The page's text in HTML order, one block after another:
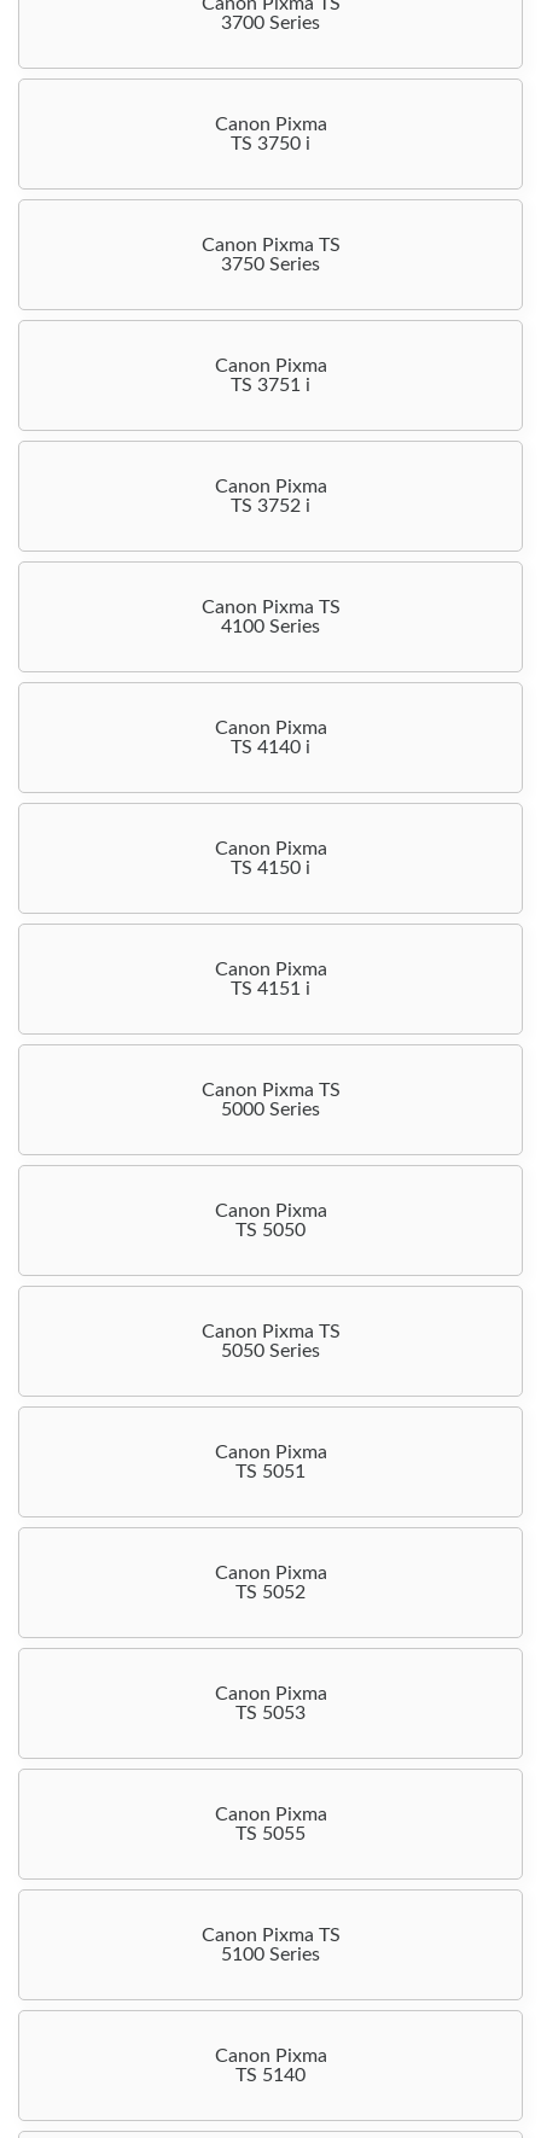
3700 Series
Canon Pixma
TS 3750 i
Canon Pixma TS
3750 Series
Canon Pixma
TS 3751 i
Canon Pixma
TS 3752 i
Canon Pixma TS
4100 Series
Canon Pixma
TS 4140 i
Canon Pixma
TS 4150 i
Canon Pixma
TS 4151 i
Canon Pixma TS
5000 Series
Canon Pixma
TS 5050
Canon Pixma TS
5050 Series
Canon Pixma
TS 5051
Canon Pixma
TS 5052
Canon Pixma
TS 5053
Canon Pixma
TS 5055
Canon Pixma TS
5100 Series
Canon Pixma
TS 5140